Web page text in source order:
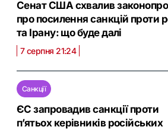
Сенат США схвалив
про посилення санкцій проти
та Ірану: що буде далі
7 серпня 21:24
Санкції
ЄС запровадив санкції проти
п’ятьох керівників російських